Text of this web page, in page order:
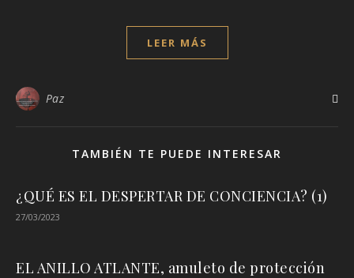
LEER MÁS
Paz
TAMBIÉN TE PUEDE INTERESAR
¿QUÉ ES EL DESPERTAR DE CONCIENCIA? (1)
27/03/2023
EL ANILLO ATLANTE, amuleto de protección